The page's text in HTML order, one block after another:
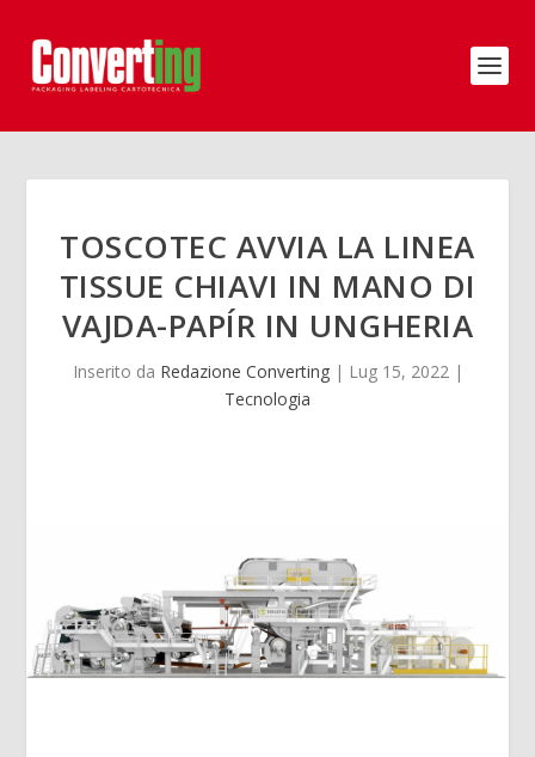
TOSCOTEC AVVIA LA LINEA
TISSUE CHIAVI IN MANO DI
VAJDA-PAPÍR IN UNGHERIA
Inserito da Redazione Converting| Lug 15, 2022|
Tecnologia